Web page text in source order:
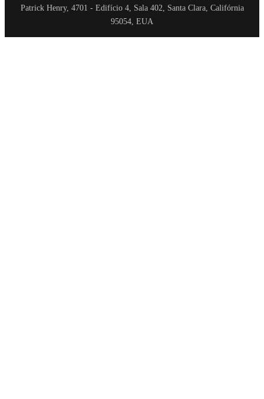
Patrick Henry, 4701 - Edifício 4, Sala 402, Santa Clara, Califórnia
95054, EUA